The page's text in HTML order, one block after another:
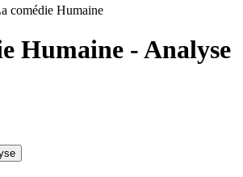
comédie Humaine
Humaine - Analyse